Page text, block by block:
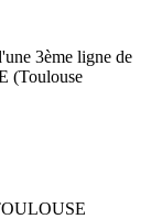
3ème ligne de
(Toulouse